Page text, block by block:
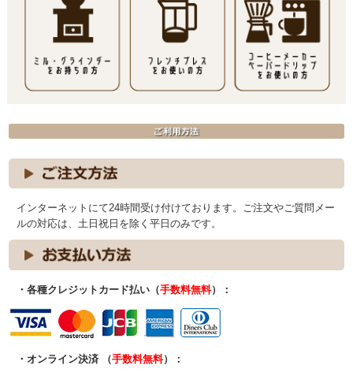
インターネットにて24時間受け付けております。ご注文やご質問メー
ルの対応は、土日祝日を除く平日のみです。
・各種クレジットカード払い（手数料無料）：
・オンライン決済 （手数料無料）：